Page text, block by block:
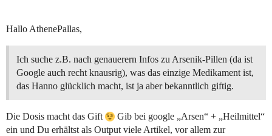
Hallo AthenePallas,
Ich suche z.B. nach genauerern Infos zu Arsenik-Pillen (da ist
Google auch recht knausrig), was das einzige Medikament ist,
das Hanno glücklich macht, ist ja aber bekanntlich giftig.
Die Dosis macht das Gift
Gib bei google „Arsen“ + „Heilmittel“
ein und Du erhältst als Output viele Artikel, vor allem zur